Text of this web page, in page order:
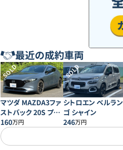
最近の成約車両
SOLD
マツダ MAZDA3ファ
ストバック 20S プロ
アクティブ
160万円
SOLD
シトロエン ベルラン
ゴ シャイン
246万円